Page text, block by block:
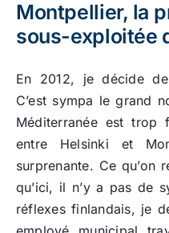
Montpellier, la
sous-exploitée
En 2012, je décide
C’est sympa le grand
Méditerranée est
entre Helsinki et
surprenante. Ce qu’on
qu’ici, il n’y a pas de
réflexes finlandais, je